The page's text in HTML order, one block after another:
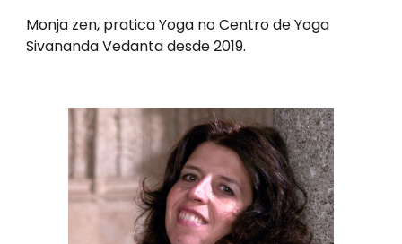
Monja zen, pratica Yoga no Centro de Yoga
Sivananda Vedanta desde 2019.